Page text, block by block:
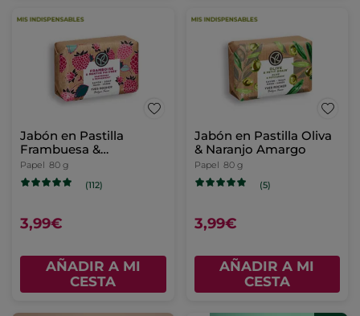
Jabón en Pastilla
Frambuesa &
Hierbabuena
Papel 80 g
(112)
3,99€
AÑADIR A MI
CESTA
Jabón en Pastilla Oliva
& Naranjo Amargo
Papel 80 g
(5)
3,99€
AÑADIR A MI
CESTA